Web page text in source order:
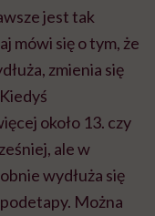
jest tak
mówi się o tym, że
zmienia się
około 13. czy
ale w
wydłuża się
Można